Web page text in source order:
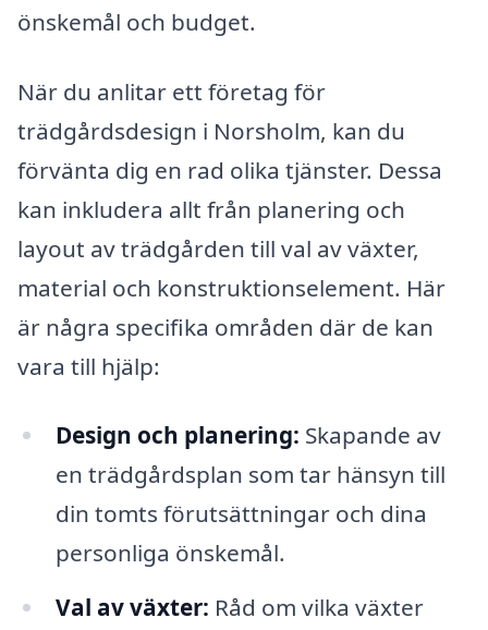
önskemål och budget.
När du anlitar ett företag för
trädgårdsdesign i Norsholm, kan du
förvänta dig en rad olika tjänster. Dessa
kan inkludera allt från planering och
layout av trädgården till val av växter,
material och konstruktionselement. Här
är några specifika områden där de kan
vara till hjälp:
Design och planering: Skapande av
en trädgårdsplan som tar hänsyn till
din tomts förutsättningar och dina
personliga önskemål.
Val av växter: Råd om vilka växter